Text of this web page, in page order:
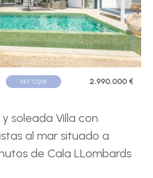
REF. C1236 2.990.000 €
soleada Villa con
al mar situado a
de Cala LLombards